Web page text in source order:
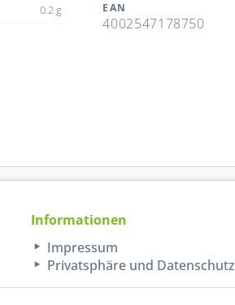
0.2 g EAN
4002547178750
Informationen
Impressum
Privatsphäre und Datenschutz